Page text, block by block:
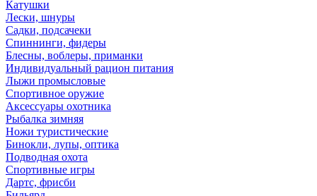
Катушки
Лески, шнуры
Садки, подсачеки
Спиннинги, фидеры
Блесны, воблеры, приманки
Индивидуальный рацион питания
Лыжи промысловые
Спортивное оружие
Аксессуары охотника
Рыбалка зимняя
Ножи туристические
Бинокли, лупы, оптика
Подводная охота
Спортивные игры
Дартс, фрисби